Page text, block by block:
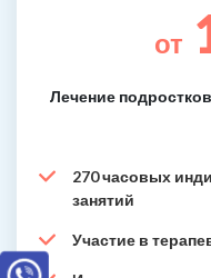
от
Лечение
270 часовых
занятий
Участие в